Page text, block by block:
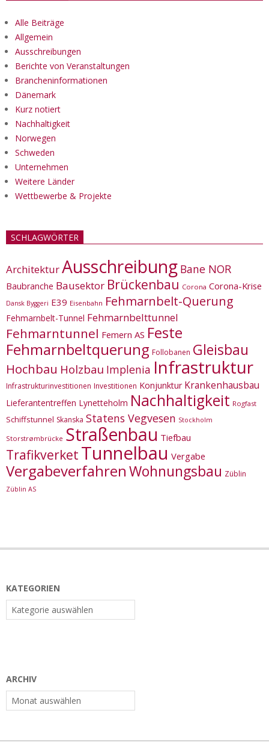
Alle Beiträge
Allgemein
Ausschreibungen
Berichte von Veranstaltungen
Brancheninformationen
Dänemark
Kurz notiert
Nachhaltigkeit
Norwegen
Schweden
Unternehmen
Weitere Länder
Wettbewerbe & Projekte
SCHLAGWÖRTER
ArchitekturAusschreibung Bane NOR
Baubranche Bausektor Brückenbau Corona Corona-Krise
Dansk Byggeri E39 Eisenbahn Fehmarnbelt-Querung
Fehmarnbelt-Tunnel Fehmarnbelttunnel
Fehmarntunnel Femern AS Feste
Fehmarnbeltquerung Follobanen Gleisbau
Hochbau Holzbau Implenia Infrastruktur
Infrastrukturinvestitionen Investitionen Konjunktur Krankenhausbau
Lieferantentreffen Lynetteholm Nachhaltigkeit Rogfast
Schiffstunnel Skanska Statens Vegvesen Stockholm
Storstrømbrücke Straßenbau Tiefbau
Trafikverket Tunnelbau Vergabe
VergabeverfahrenWohnungsbau Züblin
Züblin AS
KATEGORIEN
Kategorien
ARCHIV
Archiv